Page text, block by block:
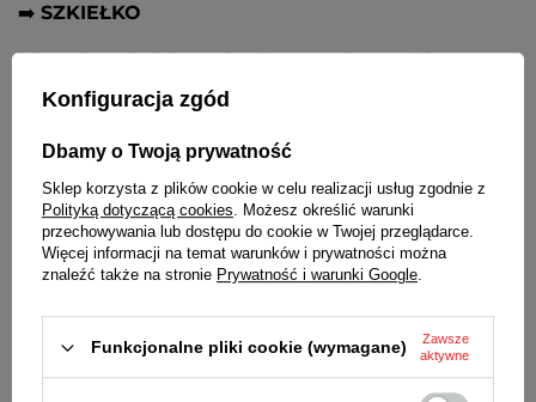
➡️ SZKIEŁKO
Mineralne płaskie, podwyższona odporność na
TARCZA
Złota, złote indeksy i wskazówki
Stalowa w kolorze koperty, zapięcie pełne
zamknięte z regulacją
Konfiguracja zgód
Dbamy o Twoją prywatność
Sklep korzysta z plików cookie w celu realizacji usług zgodnie z
Polityką dotyczącą cookies. Możesz określić warunki
przechowywania lub dostępu do cookie w Twojej przeglądarce.
Więcej informacji na temat warunków i prywatności można
znaleźć także na stronie Prywatność i warunki Google.
Funkcjonalne pliki cookie (wymagane)
Zawsze
aktywne